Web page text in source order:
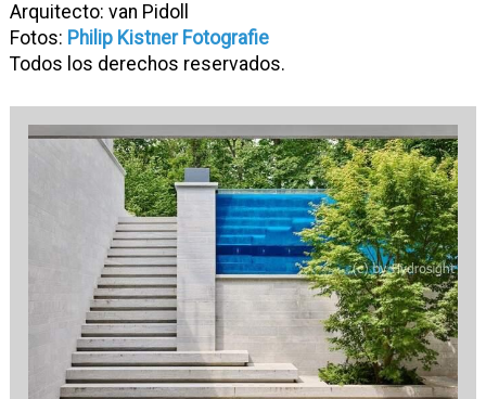
Arquitecto: van Pidoll
Fotos: Philip Kistner Fotografie
Todos los derechos reservados.